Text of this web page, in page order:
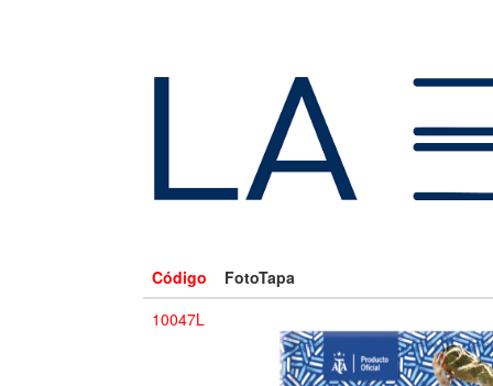
Código
FotoTapa
10047L